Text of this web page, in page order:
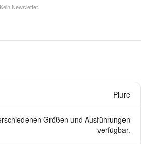
Newsletter.
Piure
Größen und Ausführungen
verfügbar.